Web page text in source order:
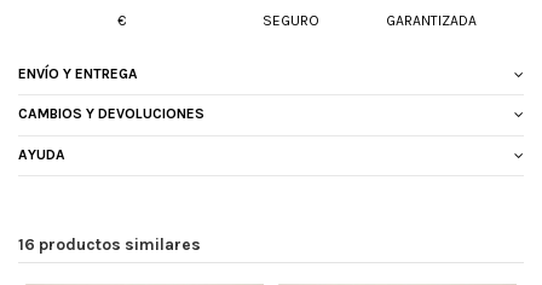
€
SEGURO
GARANTIZADA
ENVÍO Y ENTREGA
CAMBIOS Y DEVOLUCIONES
AYUDA
16 productos similares